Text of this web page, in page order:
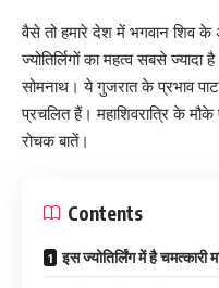
वैसे तो हमारे देश में भगवान शिव
ज्योतिर्लिगों का महत्व सबसे ज्यादा
सोमनाथ। ये गुजरात के प्रभाव
प्रचलित हैं। महाशिवरात्रि के
रोचक बातें।
Contents
इस ज्योतिर्लिंग में है चमत्कारी